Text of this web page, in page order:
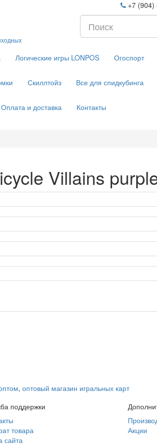
+7 (904)
Логические игры LONPOS Огоспорт
Скиллтойз Все для спидкубинга
Оплата и доставка Контакты
Villains
, оптовый магазин игральных карт
поддержки
товара
сайта
Акции